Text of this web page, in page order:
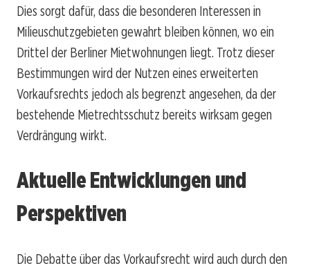
Dies sorgt dafür, dass die besonderen Interessen in
Milieuschutzgebieten gewahrt bleiben können, wo ein
Drittel der Berliner Mietwohnungen liegt. Trotz dieser
Bestimmungen wird der Nutzen eines erweiterten
Vorkaufsrechts jedoch als begrenzt angesehen, da der
bestehende Mietrechtsschutz bereits wirksam gegen
Verdrängung wirkt.
Aktuelle Entwicklungen und
Perspektiven
Die Debatte über das Vorkaufsrecht wird auch durch den